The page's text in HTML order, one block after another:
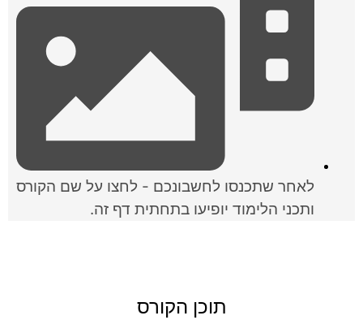
לאחר שתכנסו לחשבונכם - לחצו על שם הקורס
ותכני הלימוד יופיעו בתחתית דף זה.
תוכן הקורס